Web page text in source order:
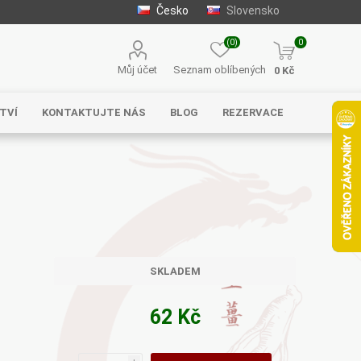
Česko Slovensko
Můj účet Seznam oblíbených
(0) 0
0 Kč
KONTAKTUJTE NÁS BLOG REZERVACE
SKLADEM
62 Kč